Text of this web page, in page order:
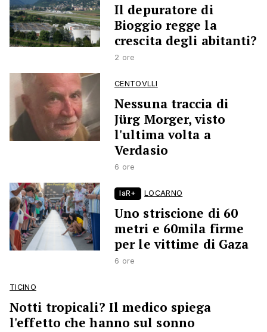
Il depuratore di
Bioggio regge la
crescita degli abitanti?
2 ore
CENTOVLLI
Nessuna traccia di
Jürg Morger, visto
l'ultima volta a
Verdasio
6 ore
laR+ LOCARNO
Uno striscione di 60
metri e 60mila firme
per le vittime di Gaza
6 ore
TICINO
Notti tropicali? Il medico spiega
l'effetto che hanno sul sonno